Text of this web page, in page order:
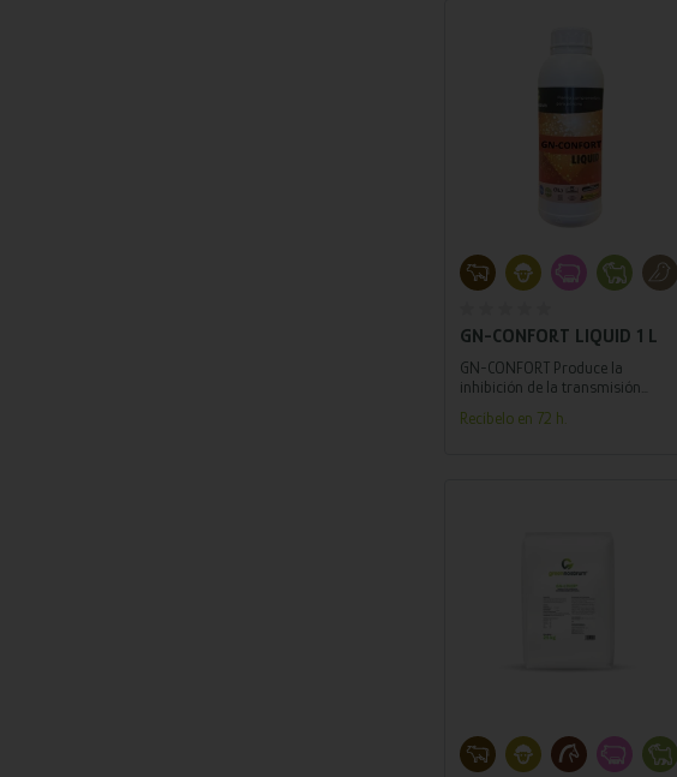
Añadir al carrito
GN-CONFORT LIQUID 1 L
GN-CONFORT Produce la
inhibición de la transmisión
excitación.
Recíbelo en 72 h.
Añadir al carrito